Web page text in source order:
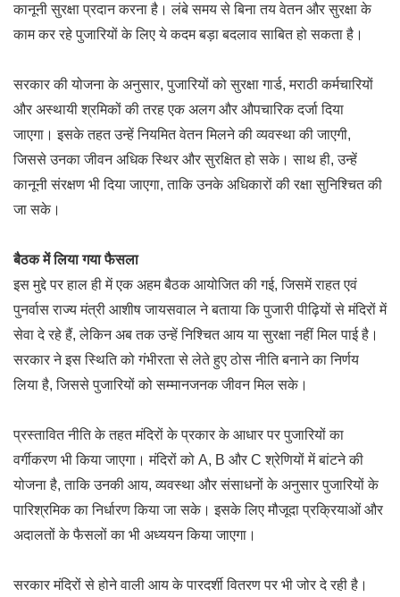
कानूनी सुरक्षा प्रदान करना है। लंबे समय से बिना तय वेतन और सुरक्षा के
काम कर रहे पुजारियों के लिए ये कदम बड़ा बदलाव साबित हो सकता है।
सरकार की योजना के अनुसार, पुजारियों को सुरक्षा गार्ड, मराठी कर्मचारियों
और अस्थायी श्रमिकों की तरह एक अलग और औपचारिक दर्जा दिया
जाएगा। इसके तहत उन्हें नियमित वेतन मिलने की व्यवस्था की जाएगी,
जिससे उनका जीवन अधिक स्थिर और सुरक्षित हो सके। साथ ही, उन्हें
कानूनी संरक्षण भी दिया जाएगा, ताकि उनके अधिकारों की रक्षा सुनिश्चित की
जा सके।
बैठक में लिया गया फैसला
इस मुद्दे पर हाल ही में एक अहम बैठक आयोजित की गई, जिसमें राहत एवं
पुनर्वास राज्य मंत्री आशीष जायसवाल ने बताया कि पुजारी पीढ़ियों से मंदिरों में
सेवा दे रहे हैं, लेकिन अब तक उन्हें निश्चित आय या सुरक्षा नहीं मिल पाई है।
सरकार ने इस स्थिति को गंभीरता से लेते हुए ठोस नीति बनाने का निर्णय
लिया है, जिससे पुजारियों को सम्मानजनक जीवन मिल सके।
प्रस्तावित नीति के तहत मंदिरों के प्रकार के आधार पर पुजारियों का
वर्गीकरण भी किया जाएगा। मंदिरों को A, B और C श्रेणियों में बांटने की
योजना है, ताकि उनकी आय, व्यवस्था और संसाधनों के अनुसार पुजारियों के
पारिश्रमिक का निर्धारण किया जा सके। इसके लिए मौजूदा प्रक्रियाओं और
अदालतों के फैसलों का भी अध्ययन किया जाएगा।
सरकार मंदिरों से होने वाली आय के पारदर्शी वितरण पर भी जोर दे रही है।